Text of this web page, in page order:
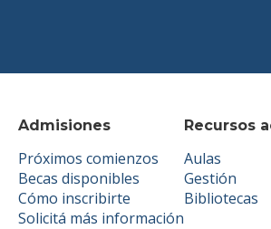
Admisiones
Próximos comienzos
Becas disponibles
Cómo inscribirte
Solicitá más información
Recursos
Aulas
Gestión
Bibliotecas